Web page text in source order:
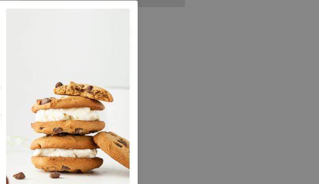
Nubuck
Uitneembaar
voetbed
nee